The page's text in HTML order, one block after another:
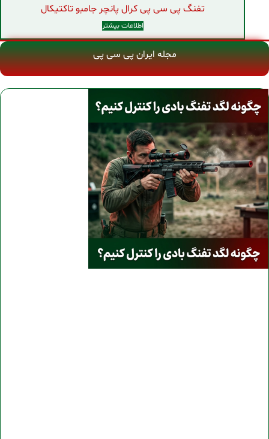
تفنگ پی سی پی کرال پانچر جامبو تاکتیکال
اطلاعات بیشتر
مجله ایران پی سی پی